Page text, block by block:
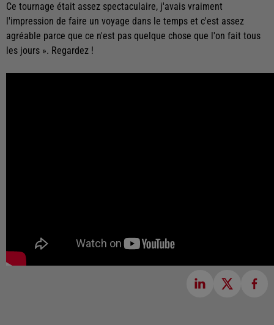
Ce tournage était assez spectaculaire, j'avais vraiment
l'impression de faire un voyage dans le temps et c'est assez
agréable parce que ce n'est pas quelque chose que l'on fait tous
les jours ». Regardez !